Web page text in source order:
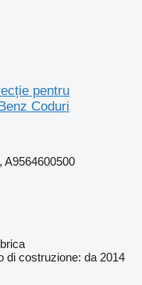
pentru
Coduri
A9564600500
di costruzione: da 2014